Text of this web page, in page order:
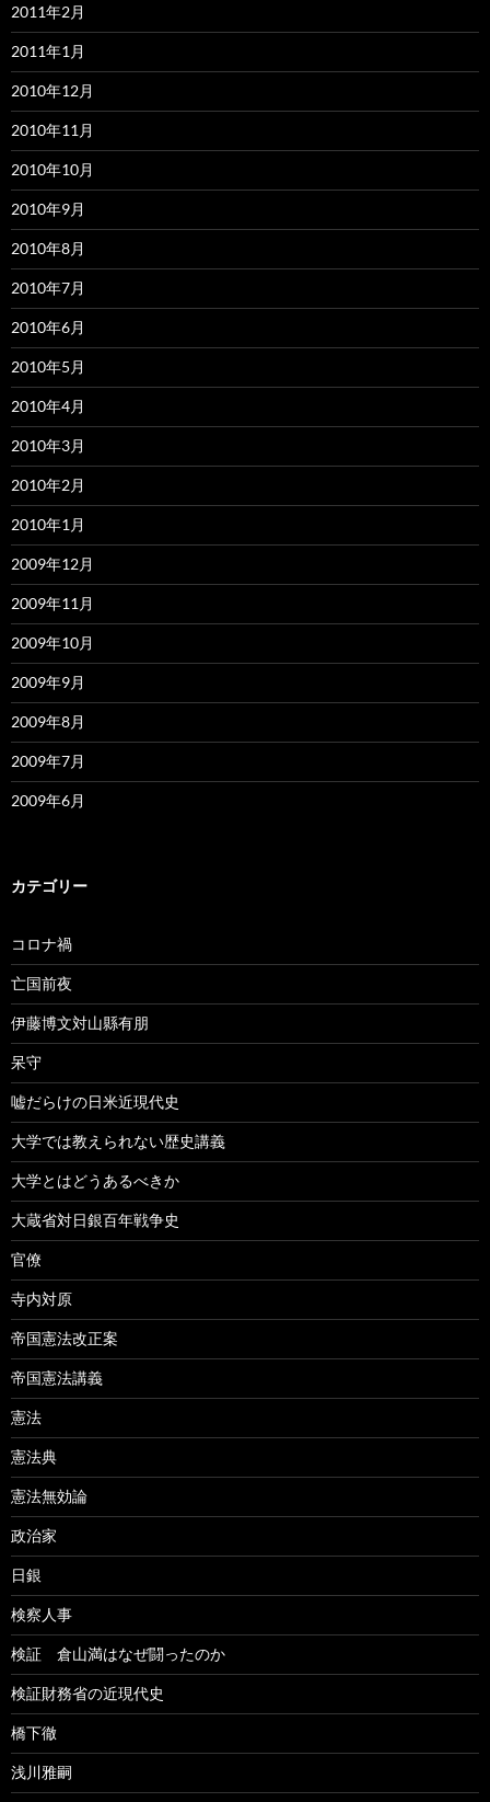
2011年2月
2011年1月
2010年12月
2010年11月
2010年10月
2010年9月
2010年8月
2010年7月
2010年6月
2010年5月
2010年4月
2010年3月
2010年2月
2010年1月
2009年12月
2009年11月
2009年10月
2009年9月
2009年8月
2009年7月
2009年6月
カテゴリー
コロナ禍
亡国前夜
伊藤博文対山縣有朋
呆守
嘘だらけの日米近現代史
大学では教えられない歴史講義
大学とはどうあるべきか
大蔵省対日銀百年戦争史
官僚
寺内対原
帝国憲法改正案
帝国憲法講義
憲法
憲法典
憲法無効論
政治家
日銀
検察人事
検証 倉山満はなぜ闘ったのか
検証財務省の近現代史
橋下徹
浅川雅嗣